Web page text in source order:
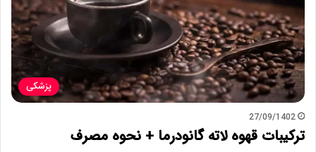
پزشکی
27/09/1402
ترکیبات قهوه لاته گانودرما + نحوه مصرف